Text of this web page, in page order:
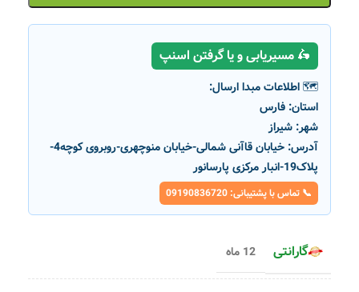
🛵 مسیریابی و یا گرفتن اسنپ
🗺️ اطلاعات مبدا ارسال:
استان: فارس
شهر: شیراز
آدرس:
خیابان قاآنی شمالی-خیابان منوچهری-روبروی کوچه4-
پلاک19-انبار مرکزی پارسانور
📞 تماس با پشتیبانی: 09190836720
گارانتی 12 ماه